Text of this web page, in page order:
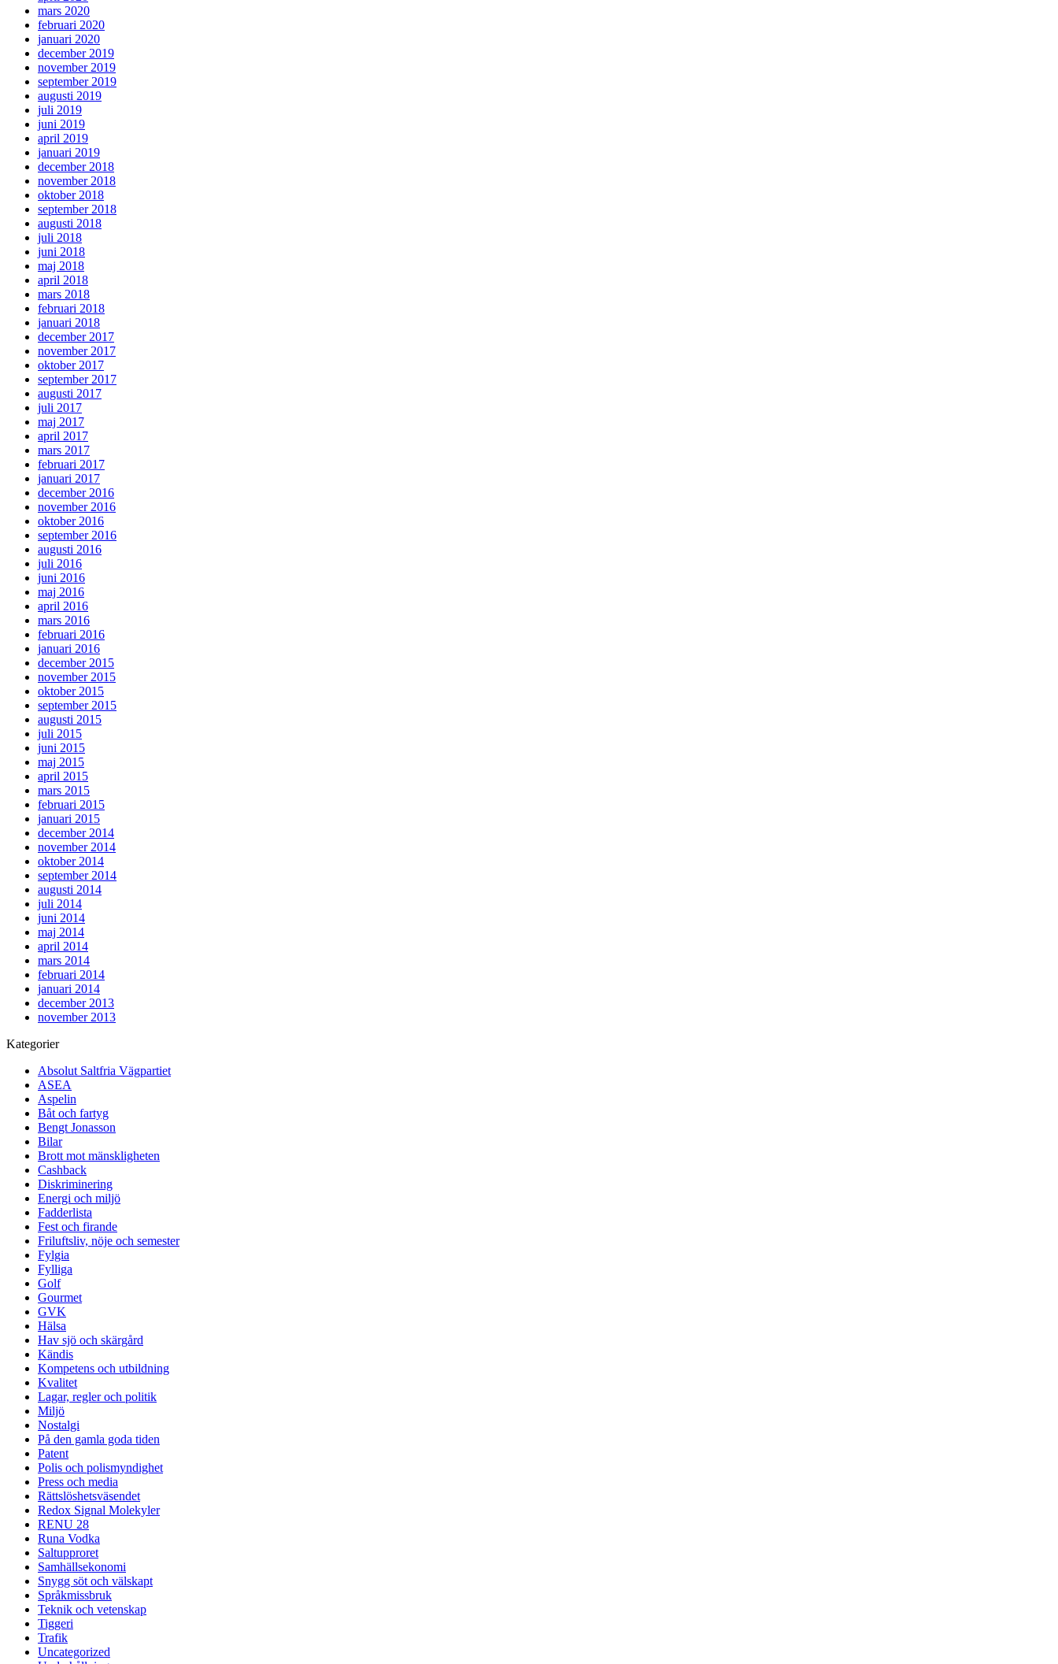
mars 2020
februari 2020
januari 2020
december 2019
november 2019
september 2019
augusti 2019
juli 2019
juni 2019
april 2019
januari 2019
december 2018
november 2018
oktober 2018
september 2018
augusti 2018
juli 2018
juni 2018
maj 2018
april 2018
mars 2018
februari 2018
januari 2018
december 2017
november 2017
oktober 2017
september 2017
augusti 2017
juli 2017
maj 2017
april 2017
mars 2017
februari 2017
januari 2017
december 2016
november 2016
oktober 2016
september 2016
augusti 2016
juli 2016
juni 2016
maj 2016
april 2016
mars 2016
februari 2016
januari 2016
december 2015
november 2015
oktober 2015
september 2015
augusti 2015
juli 2015
juni 2015
maj 2015
april 2015
mars 2015
februari 2015
januari 2015
december 2014
november 2014
oktober 2014
september 2014
augusti 2014
juli 2014
juni 2014
maj 2014
april 2014
mars 2014
februari 2014
januari 2014
december 2013
november 2013
Kategorier
Absolut Saltfria Vägpartiet
ASEA
Aspelin
Båt och fartyg
Bengt Jonasson
Bilar
Brott mot mänskligheten
Cashback
Diskriminering
Energi och miljö
Fadderlista
Fest och firande
Friluftsliv, nöje och semester
Fylgia
Fylliga
Golf
Gourmet
GVK
Hälsa
Hav sjö och skärgård
Kändis
Kompetens och utbildning
Kvalitet
Lagar, regler och politik
Miljö
Nostalgi
På den gamla goda tiden
Patent
Polis och polismyndighet
Press och media
Rättslöshetsväsendet
Redox Signal Molekyler
RENU 28
Runa Vodka
Saltupproret
Samhällsekonomi
Snygg söt och välskapt
Språkmissbruk
Teknik och vetenskap
Tiggeri
Trafik
Uncategorized